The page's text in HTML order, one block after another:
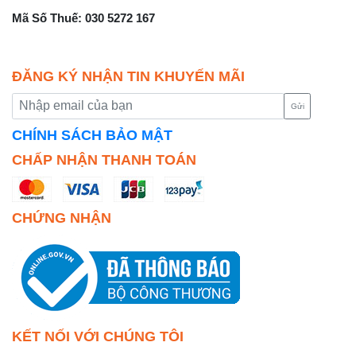
Mã Số Thuế: 030 5272 167
ĐĂNG KÝ NHẬN TIN KHUYẾN MÃI
Gửi
CHÍNH SÁCH BẢO MẬT
CHẤP NHẬN THANH TOÁN
CHỨNG NHẬN
KẾT NỐI VỚI CHÚNG TÔI